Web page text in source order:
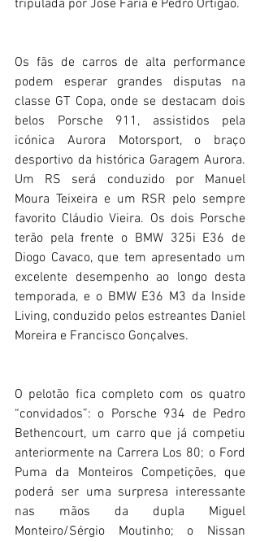
tripulada por José Faria e Pedro Ortigão.
Os fãs de carros de alta performance
podem esperar grandes disputas na
classe GT Copa, onde se destacam dois
belos Porsche 911, assistidos pela
icónica Aurora Motorsport, o braço
desportivo da histórica Garagem Aurora.
Um RS será conduzido por Manuel
Moura Teixeira e um RSR pelo sempre
favorito Cláudio Vieira. Os dois Porsche
terão pela frente o BMW 325i E36 de
Diogo Cavaco, que tem apresentado um
excelente desempenho ao longo desta
temporada, e o BMW E36 M3 da Inside
Living, conduzido pelos estreantes Daniel
Moreira e Francisco Gonçalves.
O pelotão fica completo com os quatro
“convidados”: o Porsche 934 de Pedro
Bethencourt, um carro que já competiu
anteriormente na Carrera Los 80; o Ford
Puma da Monteiros Competições, que
poderá ser uma surpresa interessante
nas mãos da dupla Miguel
Monteiro/Sérgio Moutinho; o Nissan